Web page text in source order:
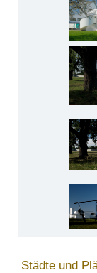
Städte und